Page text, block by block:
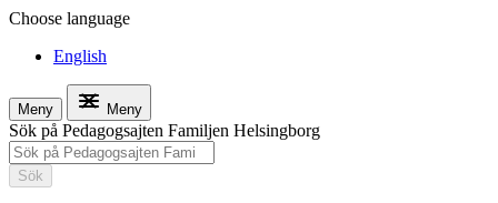
Choose language
English
Meny Meny
Sök på Pedagogsajten Familjen Helsingborg
Sök